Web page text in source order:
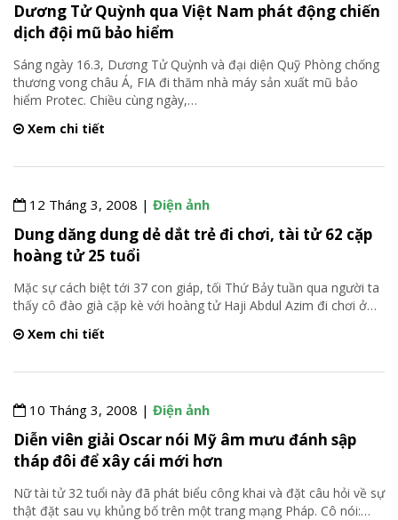
Dương Tử Quỳnh qua Việt Nam phát động chiến
dịch đội mũ bảo hiểm
Sáng ngày 16.3, Dương Tử Quỳnh và đại diện Quỹ Phòng chống
thương vong châu Á, FIA đi thăm nhà máy sản xuất mũ bảo
hiểm Protec. Chiều cùng ngày,…
Xem chi tiết
12 Tháng 3, 2008 | Điện ảnh
Dung dăng dung dẻ dắt trẻ đi chơi, tài tử 62 cặp
hoàng tử 25 tuổi
Mặc sự cách biệt tới 37 con giáp, tối Thứ Bảy tuần qua người ta
thấy cô đào già cặp kè với hoàng tử Haji Abdul Azim đi chơi ở…
Xem chi tiết
10 Tháng 3, 2008 | Điện ảnh
Diễn viên giải Oscar nói Mỹ âm mưu đánh sập
tháp đôi để xây cái mới hơn
Nữ tài tử 32 tuổi này đã phát biểu công khai và đặt câu hỏi về sự
thật đặt sau vụ khủng bố trên một trang mạng Pháp. Cô nói:…